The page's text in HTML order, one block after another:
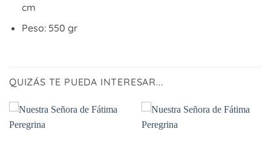
cm
Peso: 550 gr
QUIZÁS TE PUEDA INTERESAR...